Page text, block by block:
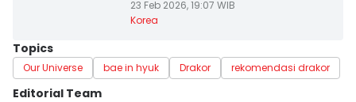
23 Feb 2026, 19:07 WIB
Korea
Topics
Our Universe bae in hyuk Drakor rekomendasi drakor
Editorial Team